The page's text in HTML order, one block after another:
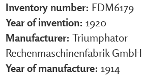
Inventory number: FDM6179
Year of invention: 1920
Manufacturer: Triumphator
Rechenmaschinenfabrik GmbH
Year of manufacture: 1914